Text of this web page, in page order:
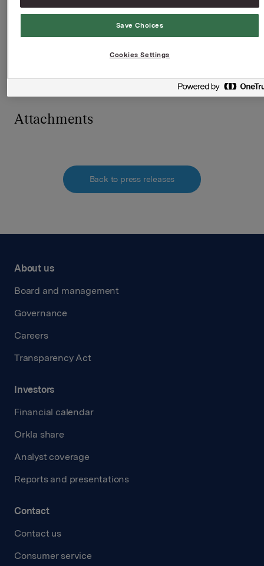
Konserndirektør Kommunikasjon og Corporate Affairs
Direktør Investor Relations
Tlf.: +47 950 75 114
Attachments
Back to press releases
About us
Board and management
Governance
Careers
Transparency Act
Investors
Financial calendar
Orkla share
Analyst coverage
Reports and presentations
Contact
Contact us
Consumer service
Save Choices
Cookies Settings